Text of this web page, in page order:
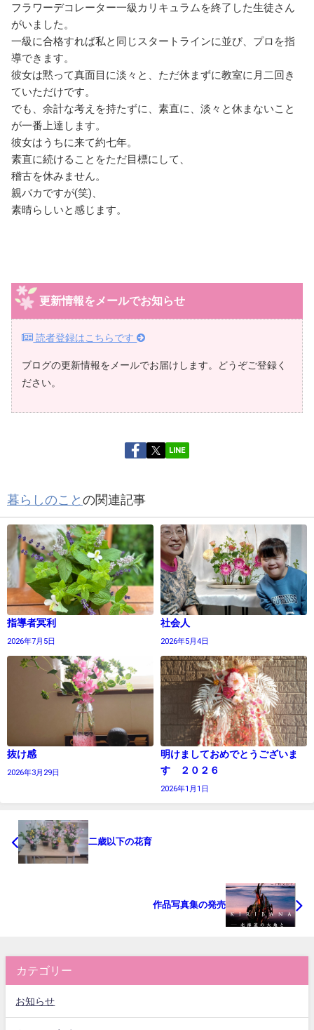
フラワーデコレーター一級カリキュラムを終了した生徒さん
がいました。
一級に合格すれば私と同じスタートラインに並び、プロを指
導できます。
彼女は黙って真面目に淡々と、ただ休まずに教室に月二回き
ていただけです。
でも、余計な考えを持たずに、素直に、淡々と休まないこと
が一番上達します。
彼女はうちに来て約七年。
素直に続けることをただ目標にして、
稽古を休みません。
親バカですが(笑)、
素晴らしいと感じます。
更新情報をメールでお知らせ
読者登録はこちらです
ブログの更新情報をメールでお届けします。どうぞご登録く
ださい。
LINE
暮らしのことの関連記事
指導者冥利
2026年7月5日
社会人
2026年5月4日
抜け感
2026年3月29日
明けましておめでとうございま
す ２０２６
2026年1月1日
二歳以下の花育
作品写真集の発売
カテゴリー
お知らせ